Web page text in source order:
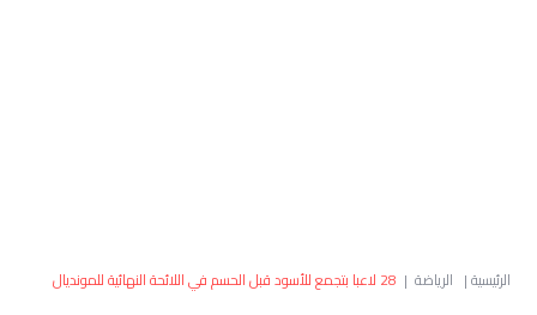
العالم الرئيسية| الرياضة | 28 لاعبا بتجمع للأسود قبل الحسم في اللائحة النهائية للمونديال